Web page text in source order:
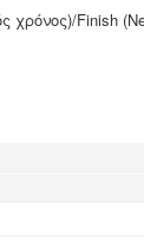
χρόνος)/Finish